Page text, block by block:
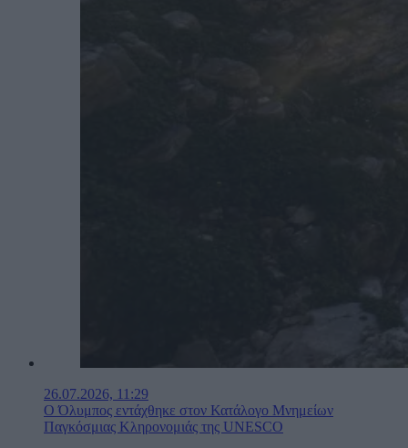
26.07.2026, 11:29
Ο Όλυμπος εντάχθηκε στον Κατάλογο Μνημείων
Παγκόσμιας Κληρονομιάς της UNESCO